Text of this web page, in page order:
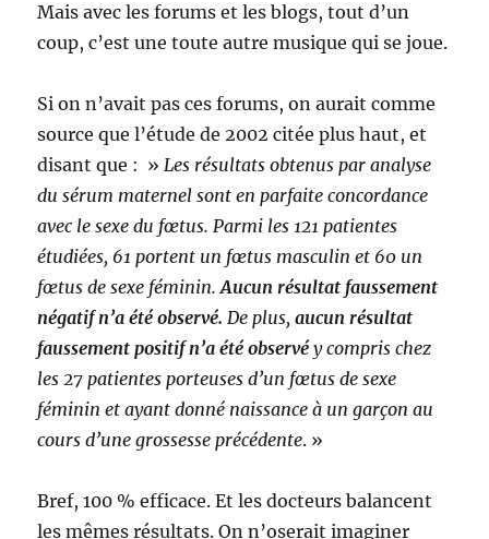
Mais avec les forums et les blogs, tout d’un
coup, c’est une toute autre musique qui se joue.
Si on n’avait pas ces forums, on aurait comme
source que l’étude de 2002 citée plus haut, et
disant que : »Les résultats obtenus par analyse
du sérum maternel sont en parfaite concordance
avec le sexe du fœtus. Parmi les 121 patientes
étudiées, 61 portent un fœtus masculin et 60 un
fœtus de sexe féminin.Aucun résultat faussement
négatif n’a été observé. De plus,aucun résultat
faussement positif n’a été observé y compris chez
les 27 patientes porteuses d’un fœtus de sexe
féminin et ayant donné naissance à un garçon au
cours d’une grossesse précédente. »
Bref, 100 % efficace. Et les docteurs balancent
les mêmes résultats. On n’oserait imaginer